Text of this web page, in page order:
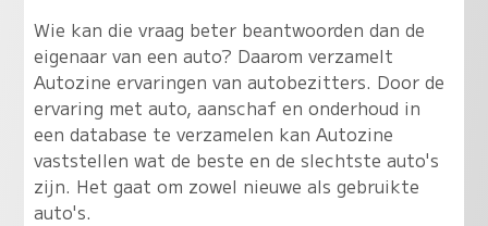
Wie kan die vraag beter beantwoorden dan de
eigenaar van een auto? Daarom verzamelt
Autozine ervaringen van autobezitters. Door de
ervaring met auto, aanschaf en onderhoud in
een database te verzamelen kan Autozine
vaststellen wat de beste en de slechtste auto's
zijn. Het gaat om zowel nieuwe als gebruikte
auto's.